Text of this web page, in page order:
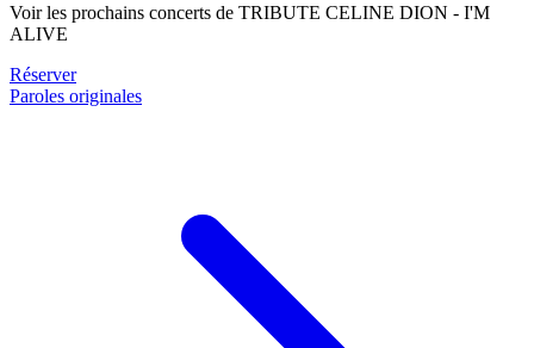
Voir les prochains concerts de TRIBUTE CELINE DION - I'M
ALIVE
Réserver
Paroles originales